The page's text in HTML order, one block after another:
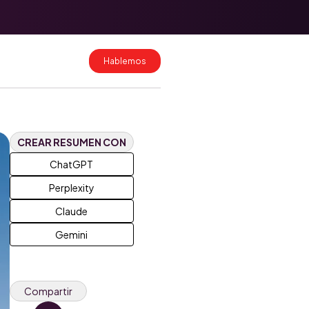
datos a
HubSpot: cómo
hacerlo sin
perder
Colombia y
México 2026
Hablemos
CREAR RESUMEN CON
ChatGPT
Perplexity
Claude
Gemini
Compartir